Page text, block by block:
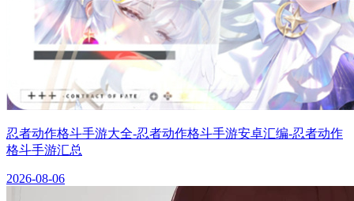
忍者动作格斗手游大全-忍者动作格斗手游安卓汇编-忍者动作
格斗手游汇总
2026-08-06